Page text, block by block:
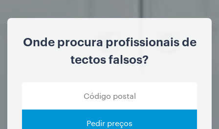
Onde procura profissionais de
tectos falsos?
Pedir preços